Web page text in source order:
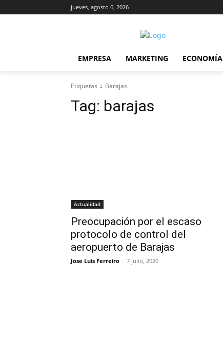
jueves, agosto 6, 2026
EMPRESA MARKETING ECONOMÍA
Etiquetas Barajas
Tag: barajas
Actualidad
Preocupación por el escaso
protocolo de control del
aeropuerto de Barajas
Jose Luis Ferreiro - 7 julio, 2020